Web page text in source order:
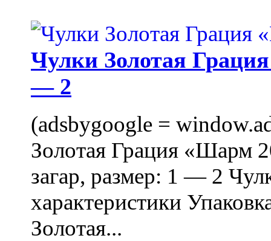
Чулки Золотая
— 2
(adsbygoogle =
Золотая Грация «Шарм
загар, размер: 1 — 2
характеристики
Золотая...